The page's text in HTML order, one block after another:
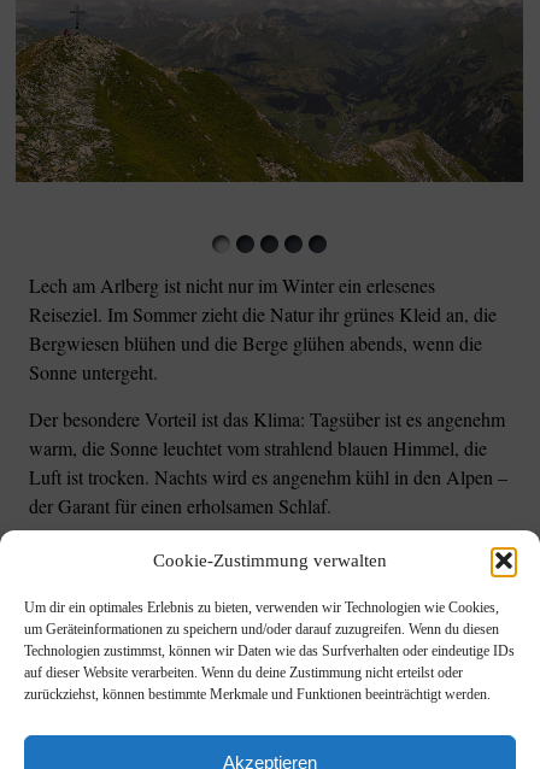
Cookie-Zustimmung verwalten
Um dir ein optimales Erlebnis zu bieten, verwenden wir Technologien wie Cookies,
um Geräteinformationen zu speichern und/oder darauf zuzugreifen. Wenn du diesen
Technologien zustimmst, können wir Daten wie das Surfverhalten oder eindeutige IDs
auf dieser Website verarbeiten. Wenn du deine Zustimmung nicht erteilst oder
zurückziehst, können bestimmte Merkmale und Funktionen beeinträchtigt werden.
Akzeptieren
Lech am Arlberg ist nicht nur im Winter ein erlesenes
Reiseziel. Im Sommer zieht die Natur ihr grünes Kleid an, die
Bergwiesen blühen und die Berge glühen abends, wenn die
Sonne untergeht.
Der besondere Vorteil ist das Klima: Tagsüber ist es angenehm
warm, die Sonne leuchtet vom strahlend blauen Himmel, die
Luft ist trocken. Nachts wird es angenehm kühl in den Alpen –
der Garant für einen erholsamen Schlaf.
Die Wanderwege, die in die Lecher Bergwelt führen, sind
bestens präpariert und ausgeschildert. Für Mountainbiker gibt
es Strecken aller Schwierigkeitsgrade. Für Kinder gibt es ein
großes Alpen-Schwimmbad im Wald mit einer langen Rutsche.
Familie Martin & Natalie Zimmermann ● A-